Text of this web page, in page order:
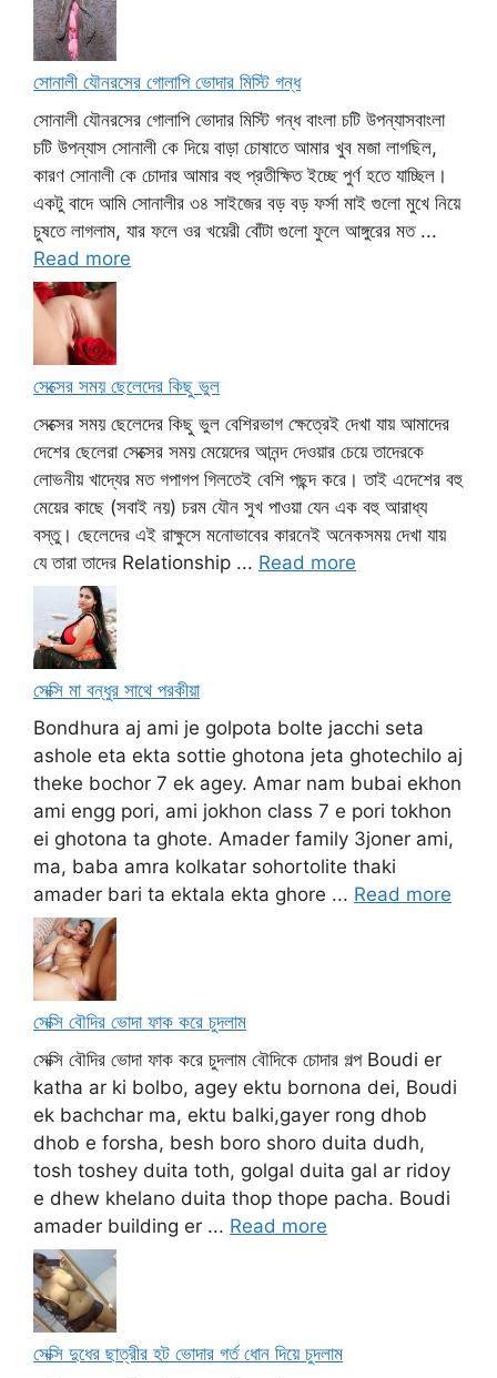
সোনালী যৌনরসের গোলাপি ভোদার মিস্টি গন্ধ
সোনালী যৌনরসের গোলাপি ভোদার মিস্টি গন্ধ বাংলা চটি উপন্যাসবাংলা
চটি উপন্যাস সোনালী কে দিয়ে বাড়া চোষাতে আমার খুব মজা লাগছিল,
কারণ সোনালী কে চোদার আমার বহু প্রতীক্ষিত ইচ্ছে পুর্ণ হতে যাচ্ছিল।
একটু বাদে আমি সোনালীর ৩৪ সাইজের বড় বড় ফর্সা মাই গুলো মুখে নিয়ে
চুষতে লাগলাম, যার ফলে ওর খয়েরী বোঁটা গুলো ফুলে আঙ্গুরের মত ...
Read more
সেক্সের সময় ছেলেদের কিছু ভুল
সেক্সের সময় ছেলেদের কিছু ভুল বেশিরভাগ ক্ষেত্রেই দেখা যায় আমাদের
দেশের ছেলেরা সেক্সের সময় মেয়েদের আনন্দ দেওয়ার চেয়ে তাদেরকে
লোভনীয় খাদ্যের মত গপাগপ গিলতেই বেশি পছন্দ করে। তাই এদেশের বহু
মেয়ের কাছে (সবাই নয়) চরম যৌন সুখ পাওয়া যেন এক বহু আরাধ্য
বস্তু। ছেলেদের এই রাক্ষুসে মনোভাবের কারনেই অনেকসময় দেখা যায়
যে তারা তাদের Relationship ... Read more
সেক্সি মা বন্ধুর সাথে পরকীয়া
Bondhura aj ami je golpota bolte jacchi seta
ashole eta ekta sottie ghotona jeta ghotechilo aj
theke bochor 7 ek agey. Amar nam bubai ekhon
ami engg pori, ami jokhon class 7 e pori tokhon
ei ghotona ta ghote. Amader family 3joner ami,
ma, baba amra kolkatar sohortolite thaki
amader bari ta ektala ekta ghore ... Read more
সেক্সি বৌদির ভোদা ফাক করে চুদলাম
সেক্সি বৌদির ভোদা ফাক করে চুদলাম বৌদিকে চোদার গল্প Boudi er
katha ar ki bolbo, agey ektu bornona dei, Boudi
ek bachchar ma, ektu balki,gayer rong dhob
dhob e forsha, besh boro shoro duita dudh,
tosh toshey duita toth, golgal duita gal ar ridoy
e dhew khelano duita thop thope pacha. Boudi
amader building er ... Read more
সেক্সি দুধের ছাত্রীর হট ভোদার গর্ত ধোন দিয়ে চুদলাম